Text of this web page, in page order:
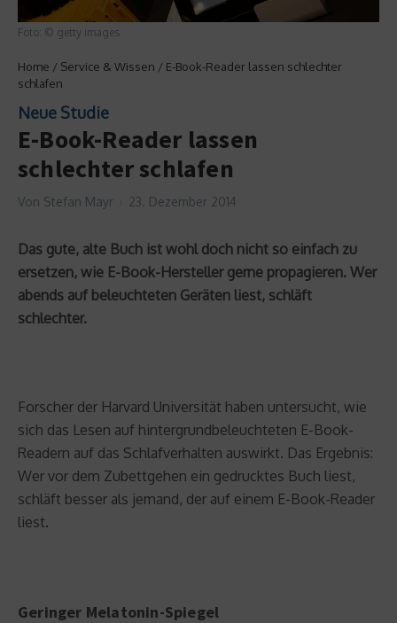
Foto: © getty images
Home / Service & Wissen / E-Book-Reader lassen schlechter
schlafen
Neue Studie
E-Book-Reader lassen
schlechter schlafen
Von Stefan Mayr 23. Dezember 2014
Das gute, alte Buch ist wohl doch nicht so einfach zu
ersetzen, wie E-Book-Hersteller gerne propagieren. Wer
abends auf beleuchteten Geräten liest, schläft
schlechter.
Forscher der Harvard Universität haben untersucht, wie
sich das Lesen auf hintergrundbeleuchteten E-Book-
Readern auf das Schlafverhalten auswirkt. Das Ergebnis:
Wer vor dem Zubettgehen ein gedrucktes Buch liest,
schläft besser als jemand, der auf einem E-Book-Reader
liest.
Geringer Melatonin-Spiegel